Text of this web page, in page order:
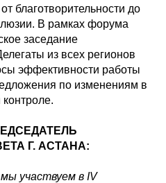
благотворительности до
В рамках форума
заседание
из всех регионов
эффективности работы
по изменениям в
Г. АСТАНА:
участвуем в IV